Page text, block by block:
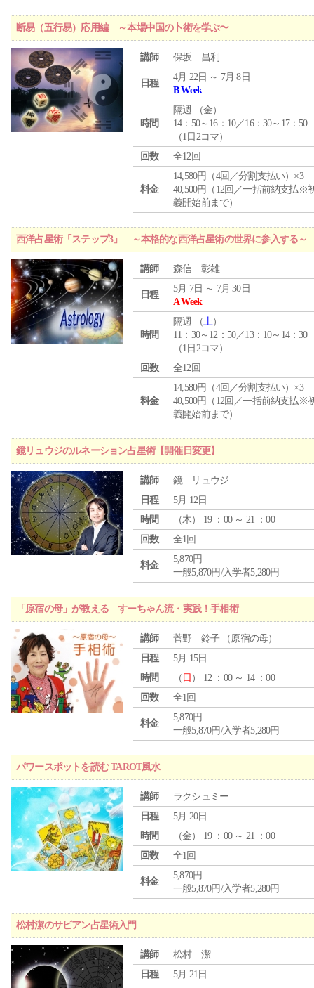
断易（五行易）応用編 ～本場中国の卜術を学ぶ〜
講師 保坂 昌利
日程
4月 22日 ～ 7月 8日
B Week
時間
隔週 （金）
14：50～16：10／16：30～17：50
（1日2コマ）
回数
全12回
料金
14,580円（4回／分割支払い）×3
40,500円（12回／一括前納支払※
義開始前まで）
西洋占星術「ステップ3」 ～本格的な西洋占星術の世界に参入する～
講師 森信 彰雄
日程
5月 7日 ～ 7月 30日
A Week
時間
隔週 （土）
11：30～12：50／13：10～14：30
（1日2コマ）
回数
全12回
料金
14,580円（4回／分割支払い）×3
40,500円（12回／一括前納支払※
義開始前まで）
鏡リュウジのルネーション占星術【開催日変更】
講師
鏡 リュウジ
日程
5月 12日
時間
（木） 19 ：00 ～ 21 ：00
回数
全1回
料金
5,870円
一般5,870円/入学者5,280円
「原宿の母」が教える すーちゃん流・実践！手相術
講師
菅野 鈴子 （原宿の母）
日程
5月 15日
時間
（ 日 ） 12 ：00 ～ 14 ：00
回数
全1回
料金
5,870円
一般5,870円/入学者5,280円
パワースポットを読む TAROT風水
講師
ラクシュミー
日程
5月 20日
時間
（金） 19 ：00 ～ 21 ：00
回数
全1回
料金
5,870円
一般5,870円/入学者5,280円
松村潔のサビアン占星術入門
講師
松村 潔
日程
5月 21日